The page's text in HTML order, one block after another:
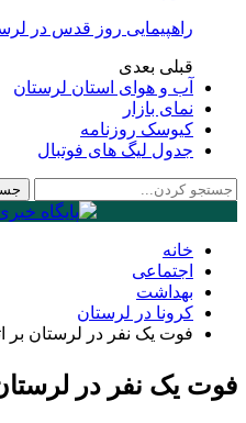
راهپیمایی روز قدس در
قبلی بعدی
آب و هوای استان لرستان
نمای بازار
کیوسک روزنامه
جدول لیگ های فوتبال
خانه
اجتماعی
بهداشت
کرونا در لرستان
فوت یک نفر در لرستان بر
فوت یک نفر در لرستان